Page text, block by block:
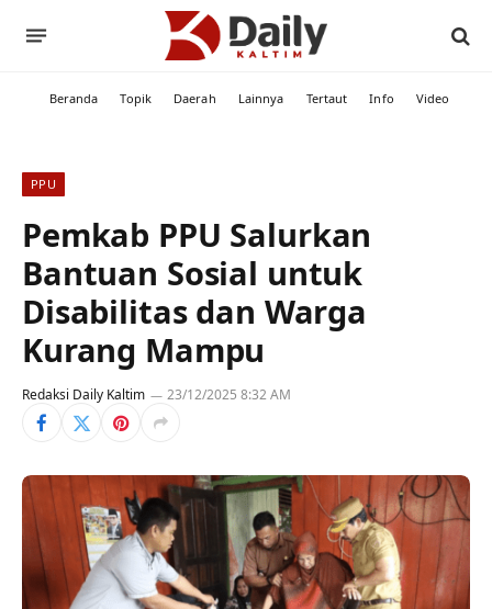
Beranda Topik Daerah Lainnya Tertaut Info Video
PPU
Pemkab PPU Salurkan
Bantuan Sosial untuk
Disabilitas dan Warga
Kurang Mampu
Redaksi Daily Kaltim 23/12/2025 8:32 AM